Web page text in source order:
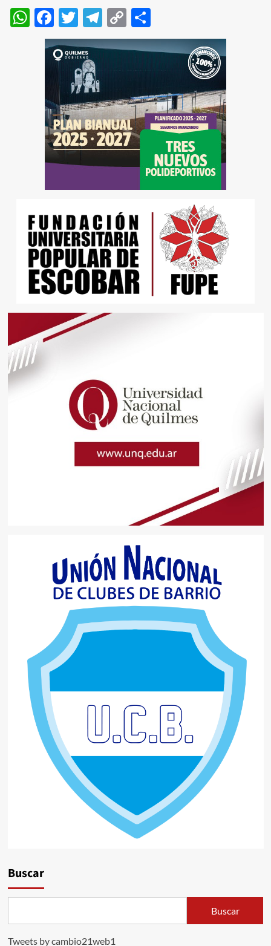
WhatsApp
Facebook
Twitter
Telegram
Copy
Link
Compartir
Buscar
Buscar
Tweets by cambio21web1